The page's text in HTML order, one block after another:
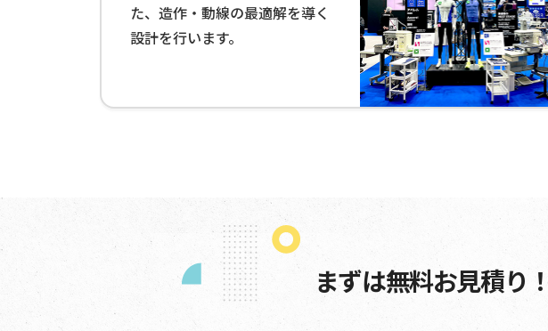
た、造作・動線の最適解を導く
設計を行います。
まずは無料お見積り！